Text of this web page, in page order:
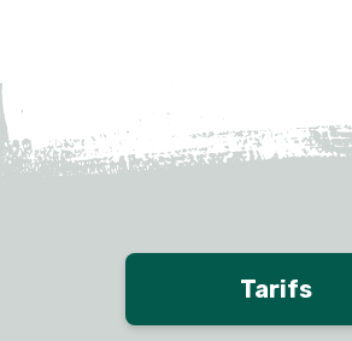
Tarifs